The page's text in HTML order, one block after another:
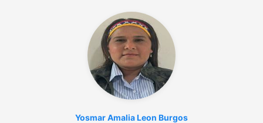
Yosmar Amalia Leon Burgos